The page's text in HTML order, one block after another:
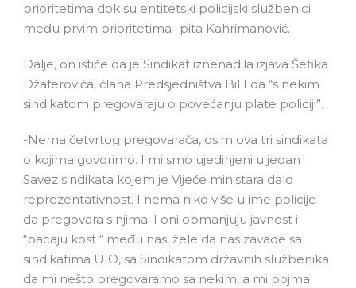
prioritetima dok su entitetski policijski službenici
među prvim prioritetima- pita Kahrimanović.
Dalje, on ističe da je Sindikat iznenadila izjava Šefika
Džaferovića, člana Predsjedništva BiH da “s nekim
sindikatom pregovaraju o povećanju plate policiji”.
-Nema četvrtog pregovarača, osim ova tri sindikata
o kojima govorimo. I mi smo ujedinjeni u jedan
Savez sindikata kojem je Vijeće ministara dalo
reprezentativnost. I nema niko više u ime policije
da pregovara s njima. I oni obmanjuju javnost i
“bacaju kost “ među nas, žele da nas zavade sa
sindikatima UIO, sa Sindikatom državnih službenika
da mi nešto pregovaramo sa nekim, a mi pojma